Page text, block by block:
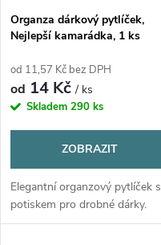
Organza dárkový pytlíček,
Nejlepší kamarádka, 1 ks
od 11,57 Kč bez DPH
od 14 Kč/ ks
Skladem 290 ks
ZOBRAZIT
Elegantní organzový pytlíček s
potiskem pro drobné dárky.